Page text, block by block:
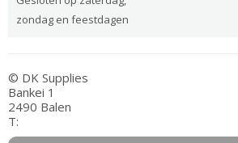
zondag en feestdagen
© DK Supplies
Bankei 1
2490 Balen
T: